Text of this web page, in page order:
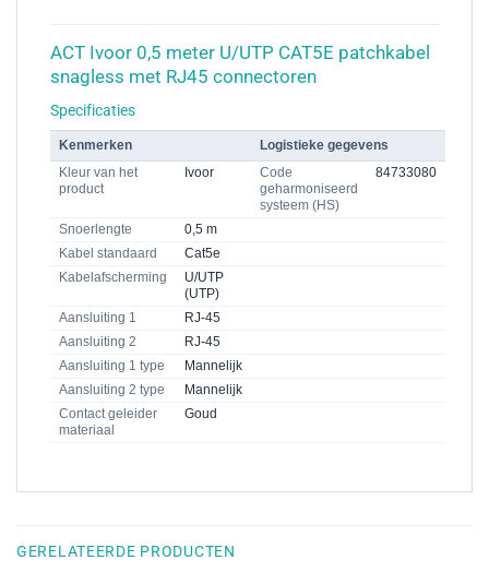
ACT Ivoor 0,5 meter U/UTP CAT5E patchkabel
snagless met RJ45 connectoren
Specificaties
Kenmerken
Logistieke gegevens
Kleur van het
product
Ivoor
Code
geharmoniseerd
systeem (HS)
84733080
Snoerlengte
0,5 m
Kabel standaard
Cat5e
Kabelafscherming
U/UTP
(UTP)
Aansluiting 1
RJ-45
Aansluiting 2
RJ-45
Aansluiting 1 type
Mannelijk
Aansluiting 2 type
Mannelijk
Contact geleider
materiaal
Goud
GERELATEERDE PRODUCTEN